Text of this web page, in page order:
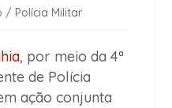
/ Polícia Militar
, por meio da 4ª
de Polícia
ação conjunta